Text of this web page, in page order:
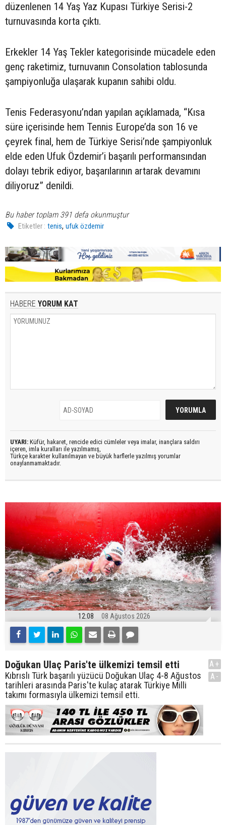
düzenlenen 14 Yaş Yaz Kupası Türkiye Serisi-2
turnuvasında korta çıktı.
Erkekler 14 Yaş Tekler kategorisinde mücadele eden
genç raketimiz, turnuvanın Consolation tablosunda
şampiyonluğa ulaşarak kupanın sahibi oldu.
Tenis Federasyonu’ndan yapılan açıklamada, “Kısa
süre içerisinde hem Tennis Europe’da son 16 ve
çeyrek final, hem de Türkiye Serisi’nde şampiyonluk
elde eden Ufuk Özdemir’i başarılı performansından
dolayı tebrik ediyor, başarılarının artarak devamını
diliyoruz” denildi.
Bu haber toplam 391 defa okunmuştur
Etiketler : tenis,ufuk özdemir
HABERE YORUM KAT
UYARI: Küfür, hakaret, rencide edici cümleler veya imalar, inançlara saldırı
içeren, imla kuralları ile yazılmamış,
Türkçe karakter kullanılmayan ve büyük harflerle yazılmış yorumlar
onaylanmamaktadır.
12:08 08 Ağustos 2026
Doğukan Ulaç Paris'te ülkemizi temsil etti
Kıbrıslı Türk başarılı yüzücü Doğukan Ulaç 4-8 Ağustos
tarihleri arasında Paris'te kulaç atarak Türkiye Milli
takımı formasıyla ülkemizi temsil etti.
A+
A-